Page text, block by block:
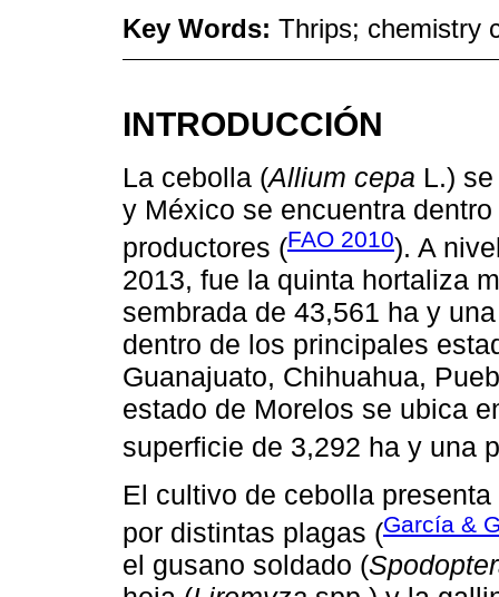
Key Words: Thrips; chemistry
INTRODUCCIÓN
La cebolla (Allium cepa L.)
y México se encuentra
productores (FAO 2010). A
2013, fue la quinta hortaliza
sembrada de 43,561 ha y
dentro de los principales
Guanajuato, Chihuahua,
estado de Morelos se ubica
superficie de 3,292 ha y una
El cultivo de cebolla
por distintas plagas (García &
el gusano soldado (